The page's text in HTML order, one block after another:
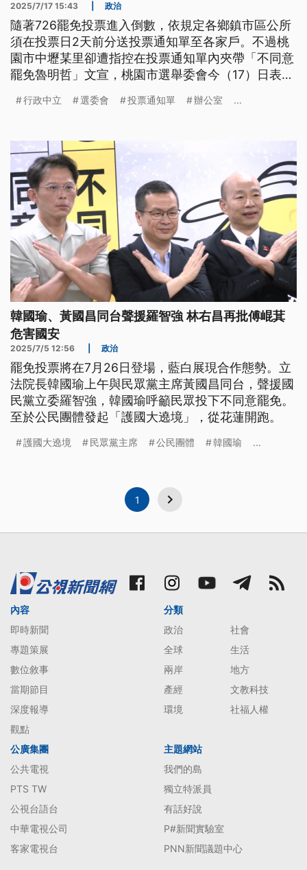
2025/7/17 15:43 政治
隨著726罷免投票進入倒數，依規定各鄉鎮市區公所
須在投票日2天前分送投票通知單至各家戶。不過桃
園市中壢某里卻遭指控在投票通知單內夾帶「不同意
罷免魯明哲」文宣，桃園市選舉委會今（17）日表
移送法辦。魯明哲辦公室回應稱此事件與其團隊無
行政中立 選委會 投票通知單 辦公室 ...
韓國瑜、黃國昌同台聲援羅智強 林右昌再批傅崐萁
危害國安
2025/7/5 12:56 政治
罷免投票將在7月26日登場，藍白展現合作態勢。立
法院長韓國瑜上午與民眾黨主席黃國昌同台，聲援國
民黨立委羅智強，韓國瑜呼籲民眾投下不同意罷免。
至於公民團體發起「護國大遶境」，從花蓮開跑。
護國大遶境 民眾黨主席 公民團體 韓國瑜 ...
1
內容
即時新聞
專題策展
數位敘事
當期節目
深度報導
觀點
分類
政治
社會
全球
生活
兩岸
地方
產經
文教科技
環境
社福人權
公廣集團
公共電視
PTS TW
公視台語台
中華電視公司
客家電視台
主題網站
我們的島
獨立特派員
有話好說
P#新聞實驗室
PNN新聞議題中心